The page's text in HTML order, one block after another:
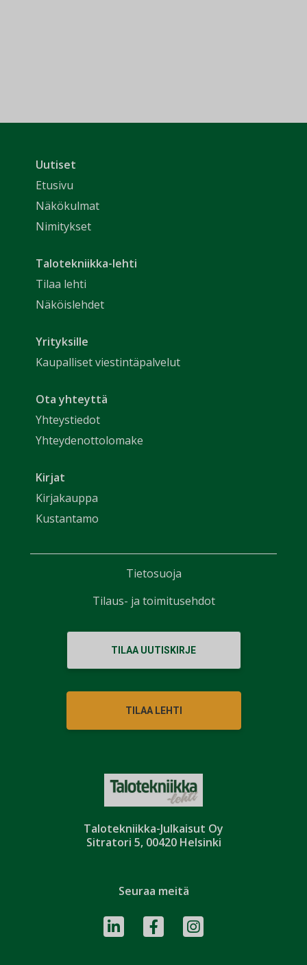
Talotekniikka-Julkaisut Oy
Sitratori 5, 00420 Helsinki
Uutiset
Etusivu
Näkökulmat
Nimitykset
Talotekniikka-lehti
Tilaa lehti
Näköislehdet
Yrityksille
Kaupalliset viestintäpalvelut
Ota yhteyttä
Yhteystiedot
Yhteydenottolomake
Kirjat
Kirjakauppa
Kustantamo
TILAA UUTISKIRJE
TILAA LEHTI
Seuraa meitä
Tietosuoja
Tilaus- ja toimitusehdot